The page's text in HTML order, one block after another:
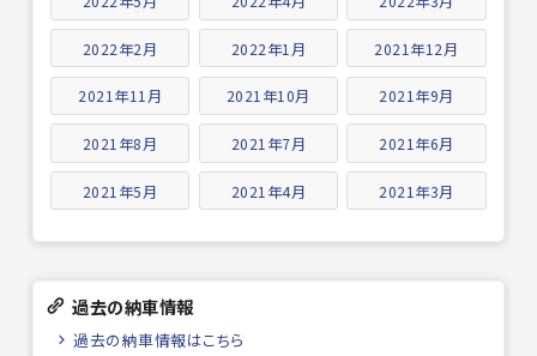
2022年2月 2022年1月 2021年12月
2021年11月 2021年10月 2021年9月
2021年8月 2021年7月 2021年6月
2021年5月 2021年4月 2021年3月
過去の納車情報
過去の納車情報はこちら